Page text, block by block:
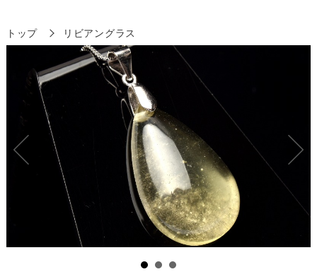
トップ リビアングラス